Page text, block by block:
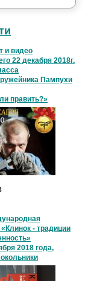
и видео
22 декабря 2018г.
Пампухи
править?»
- традиции
2018 года,